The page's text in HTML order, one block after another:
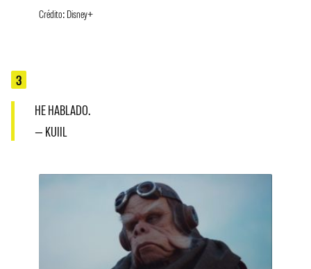
Crédito: Disney+
3
HE HABLADO.
— KUIIL